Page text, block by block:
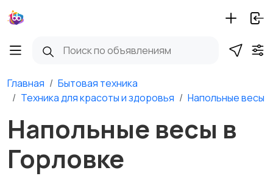
Главная
Бытовая техника
Техника для красоты и здоровья
Напольные весы
Напольные весы в
Горловке